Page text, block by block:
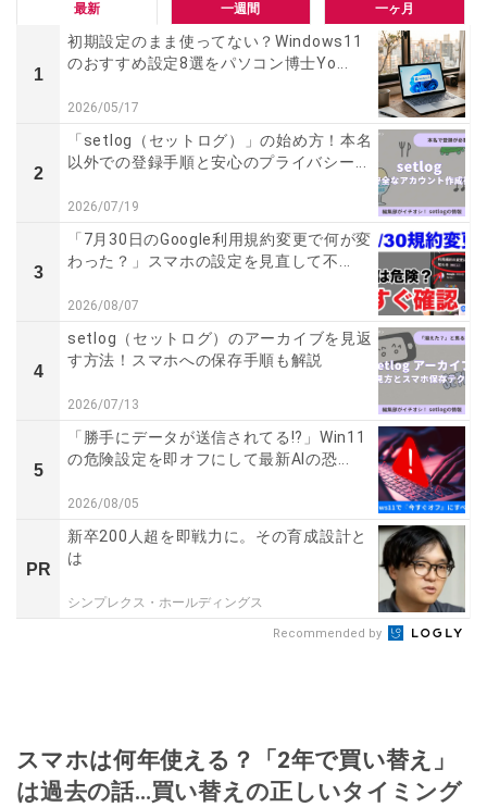
最新 一週間 一ヶ月
1
初期設定のまま使ってない？Windows11
のおすすめ設定8選をパソコン博士Yo...
2026/05/17
2
「setlog（セットログ）」の始め方！本名
以外での登録手順と安心のプライバシー...
2026/07/19
3
「7月30日のGoogle利用規約変更で何が変
わった？」スマホの設定を見直して不...
2026/08/07
4
setlog（セットログ）のアーカイブを見返
す方法！スマホへの保存手順も解説
2026/07/13
5
「勝手にデータが送信されてる!?」Win11
の危険設定を即オフにして最新AIの恐...
2026/08/05
PR
新卒200人超を即戦力に。その育成設計と
は
シンプレクス・ホールディングス
Recommended by
スマホは何年使える？「2年で買い替え」
は過去の話…買い替えの正しいタイミング